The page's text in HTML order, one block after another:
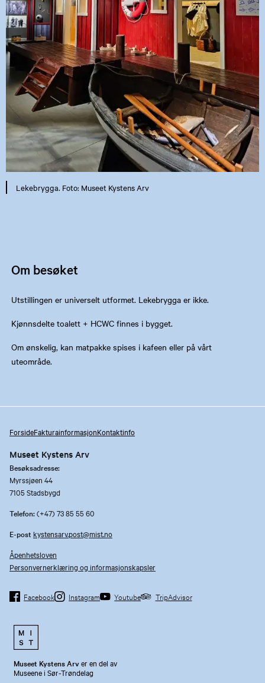
Lekebrygga. Foto: Museet Kystens Arv
Om besøket
Utstillingen er universelt utformet. Lekebrygga er ikke.
Kjønnsdelte toalett + HCWC finnes i bygget.
Om ønskelig, kan matpakke spises i kafeen eller på vårt
uteområde.
ForsideFakturainformasjonKontaktinfo
Museet Kystens Arv
Besøksadresse:
Myrssjøen 44
7105 Stadsbygd
Telefon:(+47) 73 85 55 60
E-post kystensarv.post@mist.no
Åpenhetsloven
Personvernerklæring og informasjonskapsler
Facebook Instagram Youtube TripAdvisor
Museet Kystens Arver en del av
Museene i Sør-Trøndelag